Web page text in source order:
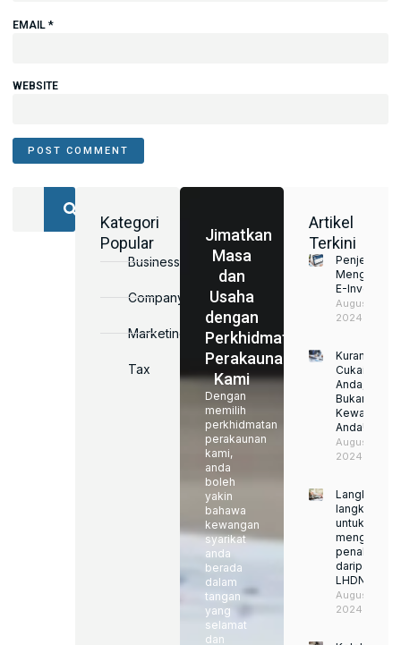
EMAIL *
WEBSITE
Kategori
Popular
Business
Company
Marketing
Tax
Jimatkan
Masa
dan
Usaha
dengan
Perkhidmatan
Perakaunan
Kami
Dengan
memilih
perkhidmatan
perakaunan
kami,
anda
boleh
yakin
bahawa
kewangan
syarikat
anda
berada
dalam
tangan
yang
selamat
dan
Artikel
Terkini
Penjelasan
Mengenai
E-Invoice
August 22,
2024
Kurangkan
Cukai
Anda,
Bukan
Kewajipan
Anda!
August 22,
2024
Langkah-
langkah
untuk
penalti
daripada
LHDN
August 22,
2024